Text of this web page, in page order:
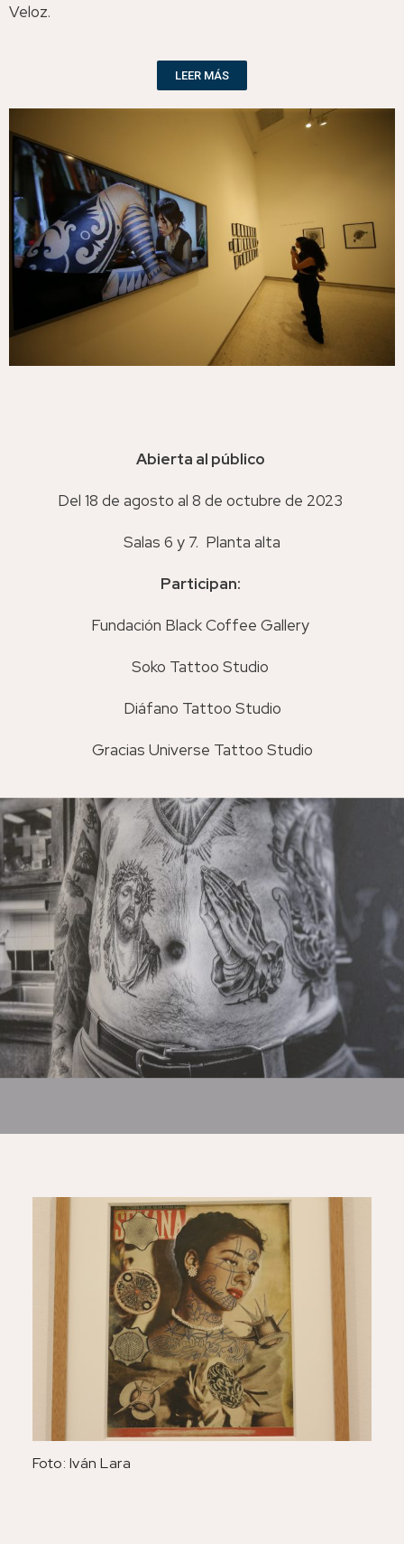
Veloz.
LEER MÁS
Abierta al público
Del 18 de agosto al 8 de octubre de 2023
Salas 6 y 7. Planta alta
Participan:
Fundación Black Coffee Gallery
Soko Tattoo Studio
Diáfano Tattoo Studio
Gracias Universe Tattoo Studio
Foto: Iván Lara